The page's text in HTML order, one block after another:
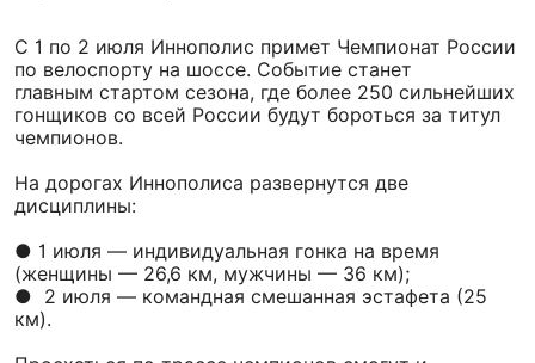
С 1 по 2 июля Иннополис примет Чемпионат России
по велоспорту на шоссе. Событие станет
главным стартом сезона, где более 250 сильнейших
гонщиков со всей России будут бороться за титул
чемпионов.
На дорогах Иннополиса развернутся две
дисциплины:
● 1 июля — индивидуальная гонка на время
(женщины — 26,6 км, мужчины — 36 км);
● 2 июля — командная смешанная эстафета (25
км).